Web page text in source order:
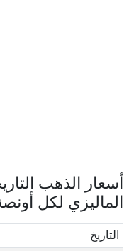
أسعار الذهب
الماليزي لكل أونصة
التاريخ